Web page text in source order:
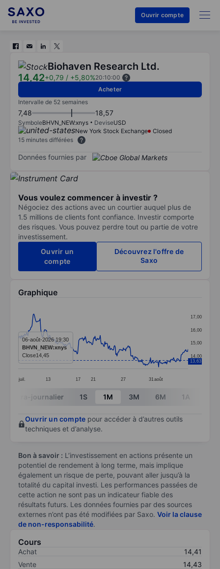
Ouvrir compte
Biohaven Research Ltd.
14,42+0,79 / +5,80%20:10:00
Acheter
Intervalle de 52 semaines
7,48 18,57
SymboleBHVN_NEW:xnys DeviseUSD
New York Stock Exchange
Closed
15 minutes différées
Données fournies par
Vous voulez commencer à investir ?
Négociez des actions avec un courtier auquel plus de
1.5 millions de clients font confiance. Investir comporte
des risques. Vous pouvez perdre tout ou partie de votre
investissement.
Ouvrir un
compte
Découvrez l'offre de
Saxo
Graphique
Line chart with 295 data points.
The chart has 1 X axis displaying categories.
The chart has 1 Y axis displaying values. Data ranges
juil. 13 17 21 27 31 août
14,00
15,00
16,00
17,00
13,63
06-août-2026 19:30
BHVN_NEW:xnys
Close14,45
End of interactive chart.
Intra-journalier 1S 1M 3M 6M 1A
Ouvrir un compte pour accéder à d’autres outils
techniques et d’analyse.
Bon à savoir : L’investissement en actions présente un
potentiel de rendement à long terme, mais implique
également un risque de perte, pouvant aller jusqu’à la
totalité du capital investi. Les performances passées de
cette action ne sont pas un indicateur fiable des
résultats futurs. Les données fournies par des sources
externes n’ont pas été modifiées par Saxo. Voir la clause
de non-responsabilité.
Cours
Achat
14,41
Vente
14,43